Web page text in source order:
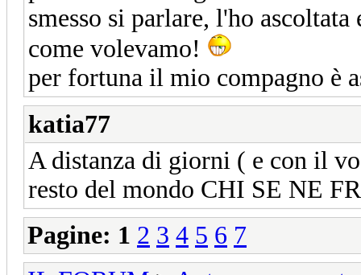
smesso si parlare, l'ho
come volevamo!
per fortuna il mio compagno è
katia77
A distanza di giorni ( e con il
resto del mondo CHI SE
Pagine: 1 2 3 4 5 6 7